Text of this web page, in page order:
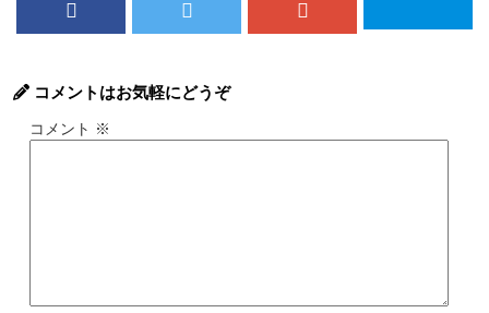
コメントはお気軽にどうぞ
コメント ※